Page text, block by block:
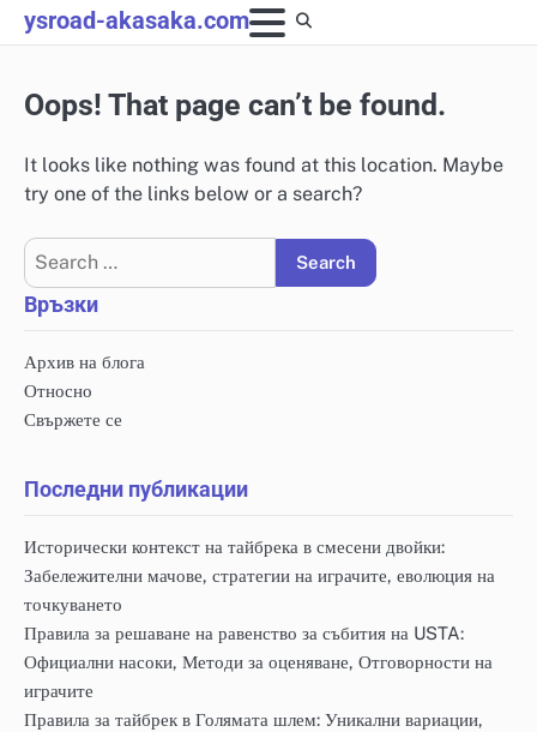
Skip
to
ysroad-akasaka.com
Oops! That page can’t be found.
It looks like nothing was found at this location. Maybe
try one of the links below or a search?
Search
for:
Връзки
Архив на блога
Относно
Свържете се
Последни публикации
Исторически контекст на тайбрека в смесени двойки:
Забележителни мачове, стратегии на играчите, еволюция на
точкуването
Правила за решаване на равенство за събития на USTA:
Официални насоки, Методи за оценяване, Отговорности на
играчите
Правила за тайбрек в Голямата шлем: Уникални вариации,